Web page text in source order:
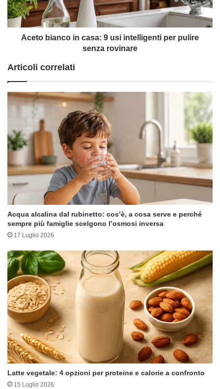
intelligenti
per
pulire
senzaAceto bianco in casa: 9 usi intelligenti per pulire
senza rovinare
Articoli correlati
Acqua alcalina dal rubinetto: cos’è, a cosa serve e perché
sempre più famiglie scelgono l’osmosi inversa
17 Luglio 2026
Latte vegetale: 4 opzioni per proteine e calorie a confronto
15 Luglio 2026